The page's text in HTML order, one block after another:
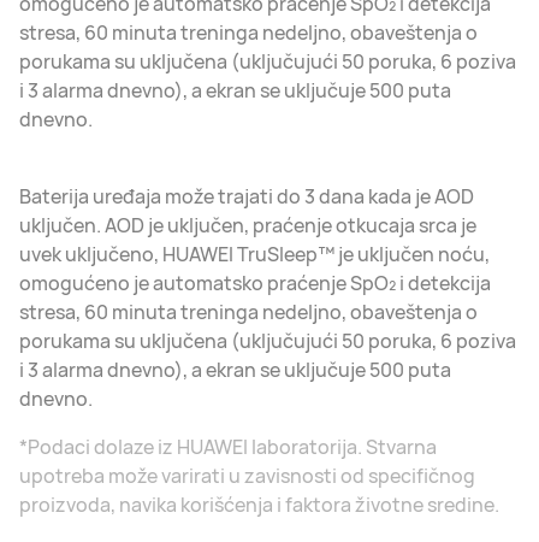
stresa, 60 minuta treninga nedeljno, obaveštenja o
porukama su uključena (uključujući 50 poruka, 6 poziva
i 3 alarma dnevno), a ekran se uključuje 500 puta
dnevno.
Baterija uređaja može trajati do 3 dana kada je AOD
uključen. AOD je uključen, praćenje otkucaja srca je
uvek uključeno, HUAWEI TruSleep™ je uključen noću,
omogućeno je automatsko praćenje SpO₂ i detekcija
stresa, 60 minuta treninga nedeljno, obaveštenja o
porukama su uključena (uključujući 50 poruka, 6 poziva
i 3 alarma dnevno), a ekran se uključuje 500 puta
dnevno.
*Podaci dolaze iz HUAWEI laboratorija. Stvarna
upotreba može varirati u zavisnosti od specifičnog
proizvoda, navika korišćenja i faktora životne sredine.